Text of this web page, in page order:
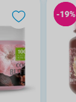
-19%
-19%